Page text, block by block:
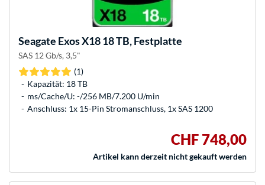
Seagate Exos X18 18 TB, Festplatte
SAS 12 Gb/s, 3,5"
(1)
Kapazität: 18 TB
ms/Cache/U: -/256 MB/7.200 U/min
Anschluss: 1x 15-Pin Stromanschluss, 1x SAS 1200
CHF 748,00
Artikel kann derzeit nicht gekauft werden